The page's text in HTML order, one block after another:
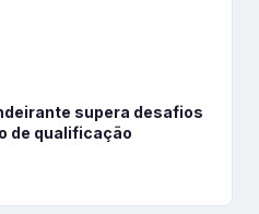
supera desafios
de qualificação